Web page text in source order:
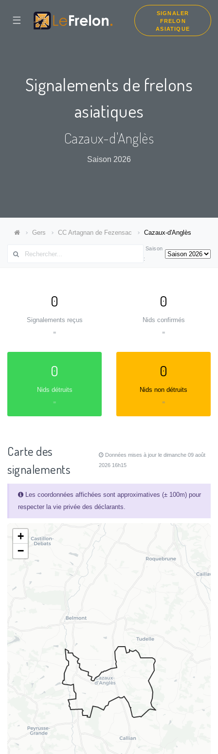
☰
SIGNALER
FRELON
ASIATIQUE
Signalements de frelons
asiatiques
Cazaux-d'Anglès
Saison 2026
Gers CC Artagnan de Fezensac Cazaux-d'Anglès
Saison
:
0
Signalements reçus
=
0
Nids confirmés
=
0
Nids détruits
=
0
Nids non détruits
=
Carte des
signalements
Données mises à jour le dimanche 09 août
2026 16h15
Les coordonnées affichées sont approximatives (± 100m) pour
respecter la vie privée des déclarants.
+
−